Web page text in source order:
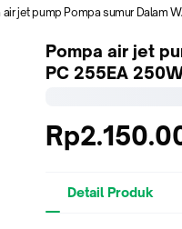
pump Pompa sumur Dalam WASSER PC 255EA 250W AUTO
Pompa air jet
PC 255EA
Detail Produk